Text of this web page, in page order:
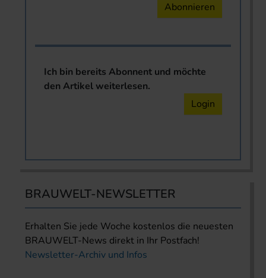
Abonnieren
Ich bin bereits Abonnent und möchte
den Artikel weiterlesen.
Login
BRAUWELT-NEWSLETTER
Erhalten Sie jede Woche kostenlos die neuesten
BRAUWELT-News direkt in Ihr Postfach!
Newsletter-Archiv und Infos